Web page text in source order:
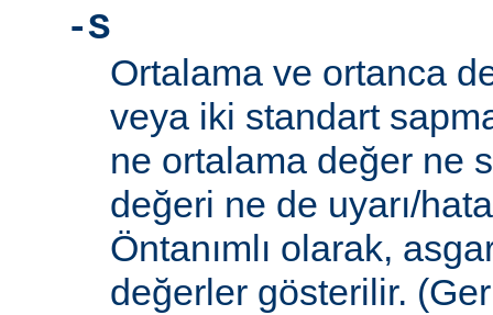
-S
Ortalama ve ortanca
veya iki standart
ne ortalama değer ne
değeri ne de uyarı/
Öntanımlı olarak,
değerler gösterilir.